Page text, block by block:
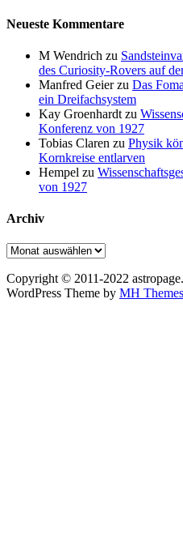
Neueste Kommentare
M Wendrich zu
des Curiosity-Rovers auf
Manfred Geierzu Das
ein Dreifachsystem
Kay Groenhardt zu
Konferenz von 1927
Tobias Claren zu Physik
Kornkreise entlarven
Hempel zu
von 1927
Archiv
Archiv
Copyright © 2011-2022
WordPress Theme by MH Themes